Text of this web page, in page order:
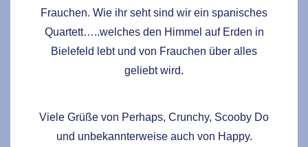
Frauchen. Wie ihr seht sind wir ein spanisches
Quartett…..welches den Himmel auf Erden in
Bielefeld lebt und von Frauchen über alles
geliebt wird.
Viele Grüße von Perhaps, Crunchy, Scooby Do
und unbekannterweise auch von Happy.